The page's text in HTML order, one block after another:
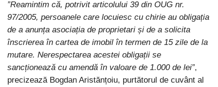
”Reamintim că, potrivit articolului 39 din OUG nr.
97/2005, persoanele care locuiesc cu chirie au obligația
de a anunța asociația de proprietari și de a solicita
înscrierea în cartea de imobil în termen de 15 zile de la
mutare. Nerespectarea acestei obligații se
sancționează cu amendă în valoare de 1.000 de lei”,
precizează Bogdan Aristănțoiu, purtătorul de cuvânt al